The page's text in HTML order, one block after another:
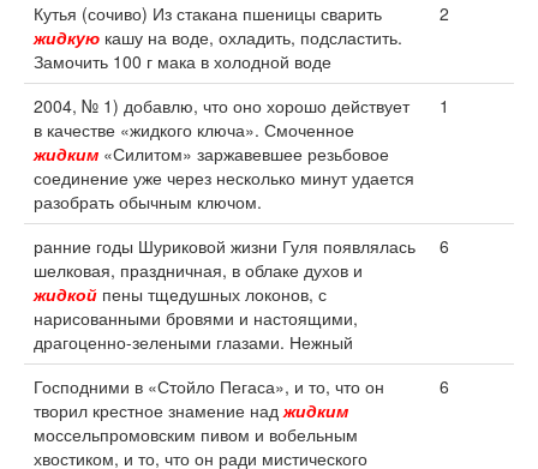
Кутья (сочиво) Из стакана пшеницы сварить
жидкую кашу на воде, охладить, подсластить.
Замочить 100 г мака в холодной воде
2
2004, № 1) добавлю, что оно хорошо действует
в качестве «жидкого ключа». Смоченное
жидким «Силитом» заржавевшее резьбовое
соединение уже через несколько минут удается
разобрать обычным ключом.
1
ранние годы Шуриковой жизни Гуля появлялась
шелковая, праздничная, в облаке духов и
жидкой пены тщедушных локонов, с
нарисованными бровями и настоящими,
драгоценно-зелеными глазами. Нежный
6
Господними в «Стойло Пегаса», и то, что он
творил крестное знамение наджидким
моссельпромовским пивом и вобельным
хвостиком, и то, что он ради мистического
6